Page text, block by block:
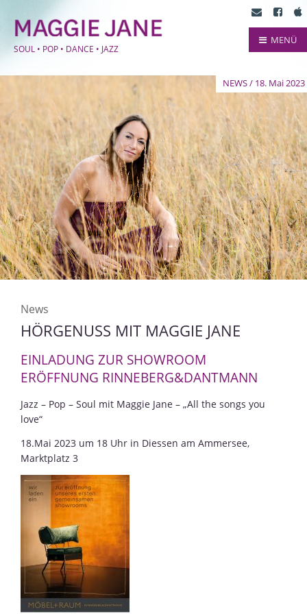
SOUL • POP • DANCE • JAZZ
MENÜ
NEWS / 18. Mai 2023
News
HÖRGENUSS MIT MAGGIE JANE
EINLADUNG ZUR SHOWROOM
ERÖFFNUNG RINNEBERG&DANTMANN
Jazz – Pop – Soul mit Maggie Jane – „All the songs you
love“
18.Mai 2023 um 18 Uhr in Diessen am Ammersee,
Marktplatz 3